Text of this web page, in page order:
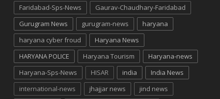
Faridabad-Sps-News
Gaurav-Chaudhary-Faridabad
Gurugram News
gurugram-news
haryana
haryana cyber froud
Haryana News
HARYANA POLICE
Haryana Tourism
Haryana-news
Haryana-Sps-News
HISAR india
India News
international-news
jhajjar news
jind news